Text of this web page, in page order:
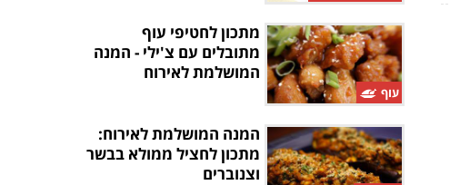
עוף
מתכון לחטיפי עוף
מתובלים עם צ'ילי - המנה
המושלמת לאירוח
המנה המושלמת לאירוח:
מתכון לחציל ממולא בבשר
וצנוברים